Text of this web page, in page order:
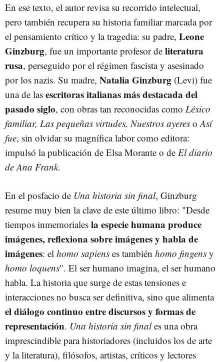
En ese texto, el autor revisa su recorrido intelectual,
pero también recupera su historia familiar marcada por
el pensamiento crítico y la tragedia: su padre, Leone
Ginzburg, fue un importante profesor de literatura
rusa, perseguido por el régimen fascista y asesinado
por los nazis. Su madre, Natalia Ginzburg (Levi) fue
una de las escritoras italianas más destacada del
pasado siglo, con obras tan reconocidas como Léxico
familiar, Las pequeñas virtudes, Nuestros ayeres o Así
fue, sin olvidar su magnífica labor como editora:
impulsó la publicación de Elsa Morante o de El diario
de Ana Frank.
En el posfacio de Una historia sin final, Ginzburg
resume muy bien la clave de este último libro: "Desde
tiempos inmemoriales la especie humana produce
imágenes, reflexiona sobre imágenes y habla de
imágenes: el homo sapiens es también homo fingens y
homo loquens". El ser humano imagina, el ser humano
habla. La historia que surge de estas tensiones e
interacciones no busca ser definitiva, sino que alimenta
el diálogo continuo entre discursos y formas de
representación. Una historia sin finales una obra
imprescindible para historiadores (incluidos los de arte
y la literatura), filósofos, artistas, críticos y lectores